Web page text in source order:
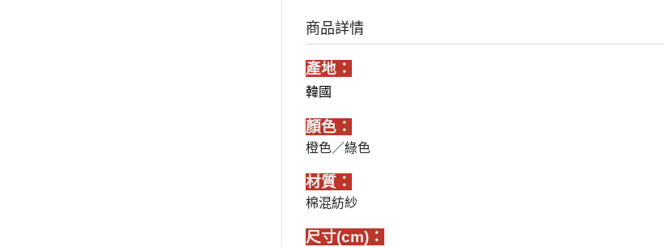
商品詳情
產地：
韓國
顏色：
橙色／綠色
材質：
棉混紡紗
尺寸(cm)：